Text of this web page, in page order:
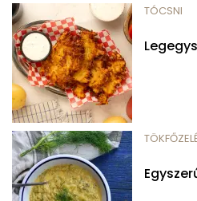
TÓCSNI